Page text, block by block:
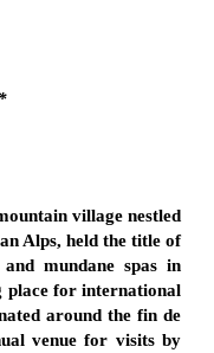
village nestled
Alps, held the title of
mundane spas in
place for international
around the fin de
venue for visits by